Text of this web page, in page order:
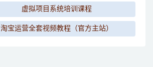
虚拟项目系统培训课程
淘宝运营全套视频教程（官方主站）